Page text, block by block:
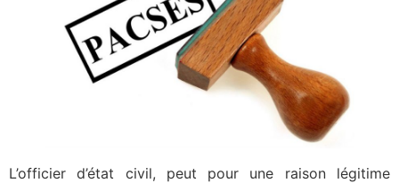
L’officier d’état civil, peut pour une raison légitime